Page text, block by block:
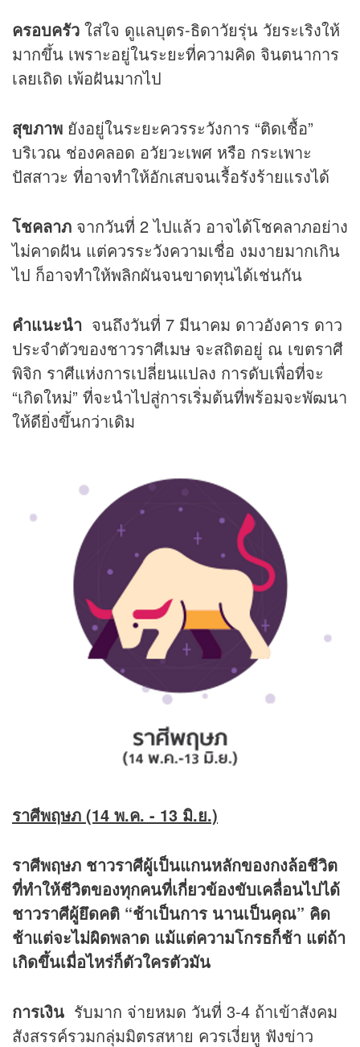
ครอบครัว ใส่ใจ ดูแลบุตร-ธิดาวัยรุ่น วัยระเริงให้
มากขึ้น เพราะอยู่ในระยะที่ความคิด จินตนาการ
เลยเถิด เพ้อฝันมากไป
สุขภาพ ยังอยู่ในระยะควรระวังการ “ติดเชื้อ”
บริเวณ ช่องคลอด อวัยวะเพศ หรือ กระเพาะ
ปัสสาวะ ที่อาจทำให้อักเสบจนเรื้อรังร้ายแรงได้
โชคลาภ จากวันที่ 2 ไปแล้ว อาจได้โชคลาภอย่าง
ไม่คาดฝัน แต่ควรระวังความเชื่อ งมงายมากเกิน
ไป ก็อาจทำให้พลิกผันจนขาดทุนได้เช่นกัน
คำแนะนำ จนถึงวันที่ 7 มีนาคม ดาวอังคาร ดาว
ประจำตัวของชาวราศีเมษ จะสถิตอยู่ ณ เขตราศี
พิจิก ราศีแห่งการเปลี่ยนแปลง การดับเพื่อที่จะ
“เกิดใหม่” ที่จะนำไปสู่การเริ่มต้นที่พร้อมจะพัฒนา
ให้ดียิ่งขึ้นกว่าเดิม
ราศีพฤษภ (14 พ.ค. - 13 มิ.ย.)
ราศีพฤษภ ชาวราศีผู้เป็นแกนหลักของกงล้อชีวิต
ที่ทำให้ชีวิตของทุกคนที่เกี่ยวข้องขับเคลื่อนไปได้
ชาวราศีผู้ยึดคติ “ช้าเป็นการ นานเป็นคุณ” คิด
ช้าแต่จะไม่ผิดพลาด แม้แต่ความโกรธก็ช้า แต่ถ้า
เกิดขึ้นเมื่อไหร่ก็ตัวใครตัวมัน
การเงิน รับมาก จ่ายหมด วันที่ 3-4 ถ้าเข้าสังคม
สังสรรค์รวมกลุ่มมิตรสหาย ควรเงี่ยหู ฟังข่าว